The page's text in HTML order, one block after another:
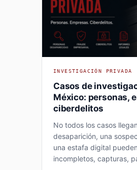
INVESTIGACIÓN PRIVADA
Casos de
México: personas,
ciberdelitos
No todos los casos
desaparición, una
una estafa digital
incompletos, capturas,